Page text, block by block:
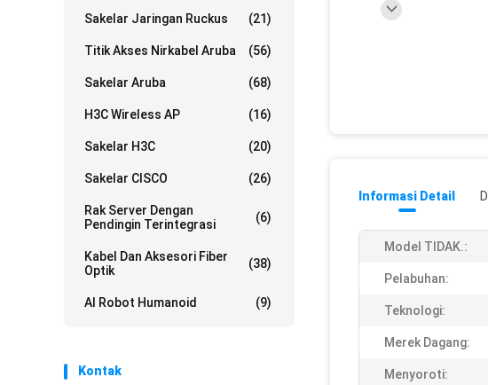
Sakelar Jaringan Ruckus (21)
Titik Akses Nirkabel Aruba (56)
Sakelar Aruba (68)
H3C Wireless AP (16)
Sakelar H3C (20)
Sakelar CISCO (26)
Rak Server Dengan
Pendingin Terintegrasi
(6)
Kabel Dan Aksesori Fiber
Optik
(38)
AI Robot Humanoid (9)
Kontak
Informasi Detail
Model TIDAK.:
Pelabuhan:
Teknologi:
Merek Dagang:
Menyoroti: